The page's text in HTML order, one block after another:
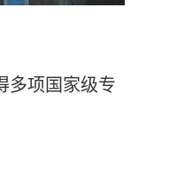
多项国家级专